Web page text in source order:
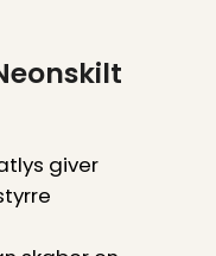
giver